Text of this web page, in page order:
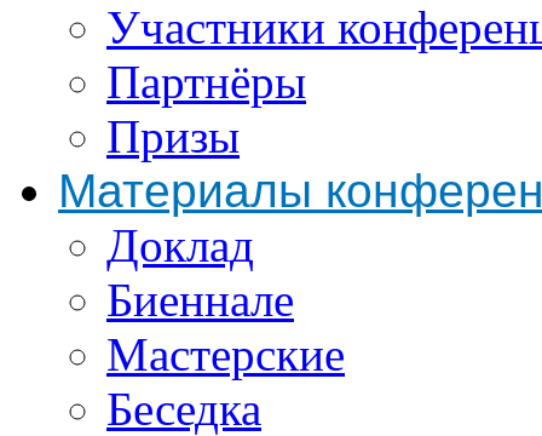
Участники
Партнёры
Призы
Материалы
Доклад
Биеннале
Мастерские
Беседка